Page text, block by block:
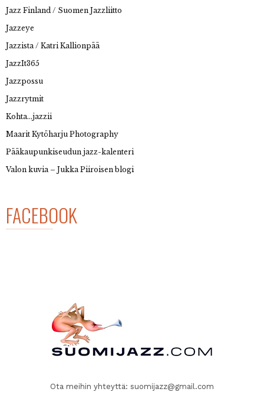
Jazz Finland / Suomen Jazzliitto
Jazzeye
Jazzista / Katri Kallionpää
JazzIt365
Jazzpossu
Jazzrytmit
Kohta…jazzii
Maarit Kytöharju Photography
Pääkaupunkiseudun jazz-kalenteri
Valon kuvia – Jukka Piiroisen blogi
FACEBOOK
Ota meihin yhteyttä: suomijazz@gmail.com